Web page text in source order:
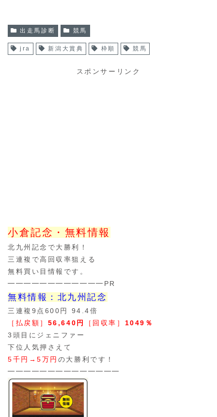
出走馬診断 競馬
jra 新潟大賞典 枠順 競馬
スポンサーリンク
小倉記念・無料情報
北九州記念で大勝利！
三連複で高回収率狙える
無料買い目情報です。
━━━━━━━━━━━━PR
無料情報：北九州記念
三連複9点600円 94.4倍
［払戻額］ 56,640円 ［回収率］ 1049％
3頭目にジェニファー
下位人気押さえて
5千円→5万円 の大勝利です！
━━━━━━━━━━━━━━